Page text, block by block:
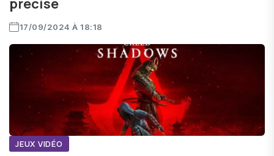
précise
17/09/2024 À 18:18
JEUX VIDÉO